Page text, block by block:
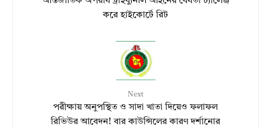
করে হাইকোর্টে রিট
Next
পরীক্ষায় অনুপস্থিত ও সাদা খাতা দিয়েও ফলাফল
রিভিউর আবেদন! বার কাউন্সিলের কারণ দর্শানোর